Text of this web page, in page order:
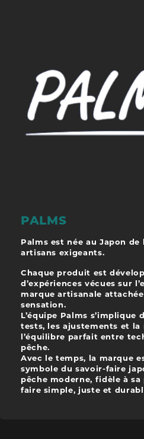
PALMS
Palms est née au Japon
artisans exigeants.
Chaque produit est
d’expériences vécues sur
marque artisanale
sensation.
L’équipe Palms s’implique
tests, les ajustements et la
l’équilibre parfait entre
pêche.
Avec le temps, la marque
symbole du savoir-faire
pêche moderne, fidèle à
faire simple, juste et